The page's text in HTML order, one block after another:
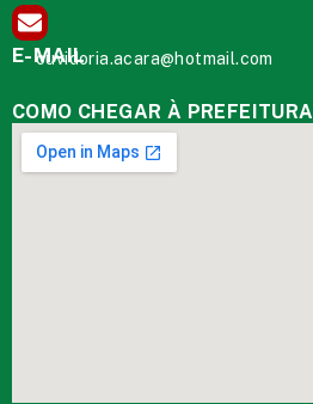
E-MAIL
ouvidoria.acara@hotmail.com
COMO CHEGAR À PREFEITURA